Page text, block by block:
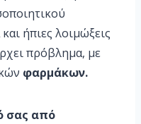
ήπιες λοιμώξεις
πρόβλημα, με
φαρμάκων.
σας από